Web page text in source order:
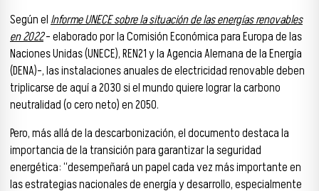
Según el Informe UNECE sobre la situación de las energías renovables
en 2022– elaborado por la Comisión Económica para Europa de las
Naciones Unidas (UNECE), REN21 y la Agencia Alemana de la Energía
(DENA)–, las instalaciones anuales de electricidad renovable deben
triplicarse de aquí a 2030 si el mundo quiere lograr la carbono
neutralidad (o cero neto) en 2050.
Pero, más allá de la descarbonización, el documento destaca la
importancia de la transición para garantizar la seguridad
energética: “desempeñará un papel cada vez más importante en
las estrategias nacionales de energía y desarrollo, especialmente